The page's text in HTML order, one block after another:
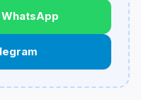
de itens participantes